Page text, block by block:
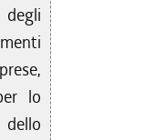
degli
lo